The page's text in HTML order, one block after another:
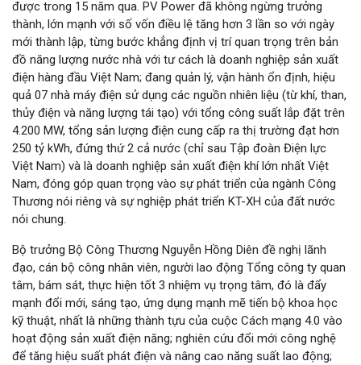
được trong 15 năm qua. PV Power đã không ngừng trưởng
thành, lớn mạnh với số vốn điều lệ tăng hơn 3 lần so với ngày
mới thành lập, từng bước khẳng định vị trí quan trọng trên bản
đồ năng lượng nước nhà với tư cách là doanh nghiệp sản xuất
điện hàng đầu Việt Nam; đang quản lý, vận hành ổn định, hiệu
quả 07 nhà máy điện sử dụng các nguồn nhiên liệu (từ khí, than,
thủy điện và năng lượng tái tạo) với tổng công suất lắp đặt trên
4.200 MW, tổng sản lượng điện cung cấp ra thị trường đạt hơn
250 tỷ kWh, đứng thứ 2 cả nước (chỉ sau Tập đoàn Điện lực
Việt Nam) và là doanh nghiệp sản xuất điện khí lớn nhất Việt
Nam, đóng góp quan trọng vào sự phát triển của ngành Công
Thương nói riêng và sự nghiệp phát triển KT-XH của đất nước
nói chung.
Bộ trưởng Bộ Công Thương Nguyễn Hồng Diên đề nghị lãnh
đạo, cán bộ công nhân viên, người lao động Tổng công ty quan
tâm, bám sát, thực hiện tốt 3 nhiệm vụ trọng tâm, đó là đẩy
mạnh đổi mới, sáng tạo, ứng dụng mạnh mẽ tiến bộ khoa học
kỹ thuật, nhất là những thành tựu của cuộc Cách mạng 4.0 vào
hoạt động sản xuất điện năng; nghiên cứu đổi mới công nghệ
để tăng hiệu suất phát điện và nâng cao năng suất lao động;